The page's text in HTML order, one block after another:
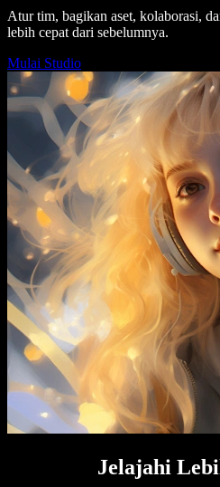
Atur tim, bagikan aset, kolaborasi,
lebih cepat dari sebelumnya.
Mulai Studio
Jelajahi